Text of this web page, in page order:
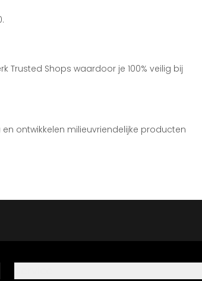
Trusted Shops waardoor je 100% veilig bij
ontwikkelen milieuvriendelijke producten